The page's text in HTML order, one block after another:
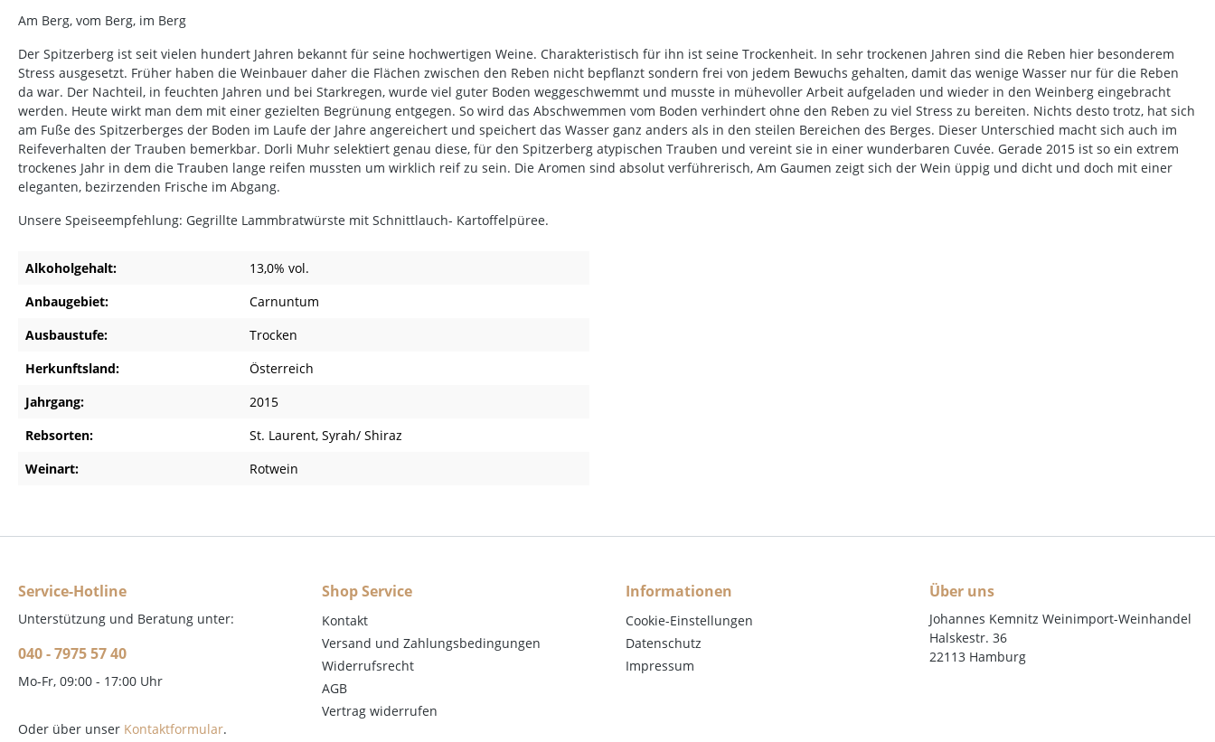
Am Berg, vom Berg, im Berg
Der Spitzerberg ist seit vielen hundert Jahren bekannt für seine hochwertigen Weine. Charakteristisch für ihn ist seine Trockenheit. In sehr trockenen Jahren sind die Reben hier besonderem
Stress ausgesetzt. Früher haben die Weinbauer daher die Flächen zwischen den Reben nicht bepflanzt sondern frei von jedem Bewuchs gehalten, damit das wenige Wasser nur für die Reben
da war. Der Nachteil, in feuchten Jahren und bei Starkregen, wurde viel guter Boden weggeschwemmt und musste in mühevoller Arbeit aufgeladen und wieder in den Weinberg eingebracht
werden. Heute wirkt man dem mit einer gezielten Begrünung entgegen. So wird das Abschwemmen vom Boden verhindert ohne den Reben zu viel Stress zu bereiten. Nichts desto trotz, hat sich
am Fuße des Spitzerberges der Boden im Laufe der Jahre angereichert und speichert das Wasser ganz anders als in den steilen Bereichen des Berges. Dieser Unterschied macht sich auch im
Reifeverhalten der Trauben bemerkbar. Dorli Muhr selektiert genau diese, für den Spitzerberg atypischen Trauben und vereint sie in einer wunderbaren Cuvée. Gerade 2015 ist so ein extrem
trockenes Jahr in dem die Trauben lange reifen mussten um wirklich reif zu sein. Die Aromen sind absolut verführerisch, Am Gaumen zeigt sich der Wein üppig und dicht und doch mit einer
eleganten, bezirzenden Frische im Abgang.
Unsere Speiseempfehlung: Gegrillte Lammbratwürste mit Schnittlauch- Kartoffelpüree.
Alkoholgehalt:
13,0% vol.
Anbaugebiet:
Carnuntum
Ausbaustufe:
Trocken
Herkunftsland:
Österreich
Jahrgang:
2015
Rebsorten:
St. Laurent, Syrah/ Shiraz
Weinart:
Rotwein
Service-Hotline
Unterstützung und Beratung unter:
040 - 7975 57 40
Mo-Fr, 09:00 - 17:00 Uhr
Oder über unser Kontaktformular.
Shop Service
Kontakt
Versand und Zahlungsbedingungen
Widerrufsrecht
AGB
Vertrag widerrufen
Informationen
Cookie-Einstellungen
Datenschutz
Impressum
Über uns
Johannes Kemnitz Weinimport-Weinhandel
Halskestr. 36
22113 Hamburg